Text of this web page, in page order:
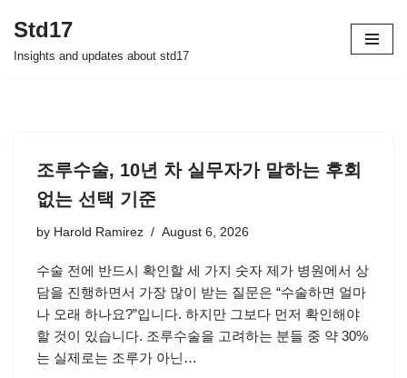
Skip
Std17
Insights and updates about std17
조루수술, 10년 차 실무자가 말하는 후회
없는 선택 기준
by Harold Ramirez August 6, 2026
수술 전에 반드시 확인할 세 가지 숫자 제가 병원에서 상
담을 진행하면서 가장 많이 받는 질문은 “수술하면 얼마
나 오래 하나요?”입니다. 하지만 그보다 먼저 확인해야
할 것이 있습니다. 조루수술을 고려하는 분들 중 약 30%
는 실제로는 조루가 아닌…